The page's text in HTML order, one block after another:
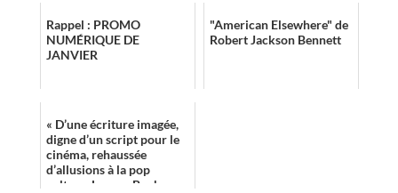
Rappel : PROMO
NUMÉRIQUE DE
JANVIER
"American Elsewhere" de
Robert Jackson Bennett
« D’une écriture imagée,
digne d’un script pour le
cinéma, rehaussée
d’allusions à la pop
culture, Lauren Beukes